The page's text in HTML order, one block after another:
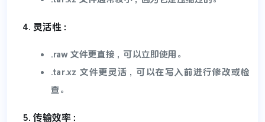
灵活性：
.raw 文件更直接，可以立即使用。
.tar.xz 文件更灵活，可以在写入前进行修改或检
查。
传输效率：